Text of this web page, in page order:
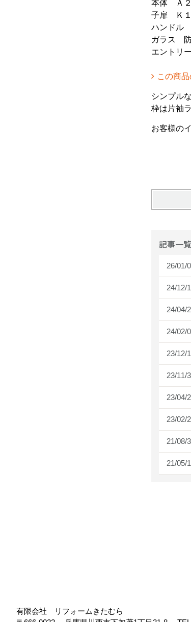
本体 Ａ
子扉 Ｋ
ハンドル
ガラス 防
エントリ
この商
シンプル
枠は片袖
お客様の
記事一覧
26/01/
24/12/
24/04/
24/02/
23/12/
23/11/
23/04/
23/02/
21/08/
21/05/
有限会社 リフォームきたむら